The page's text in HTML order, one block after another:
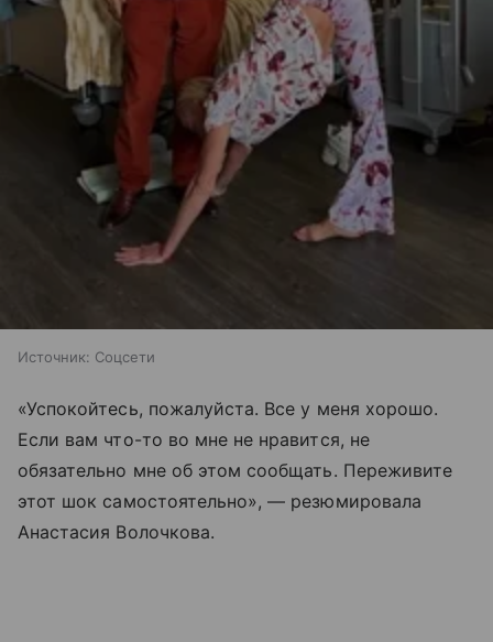
Источник: Соцсети
«Успокойтесь, пожалуйста. Все у меня хорошо.
Если вам что-то во мне не нравится, не
обязательно мне об этом сообщать. Переживите
этот шок самостоятельно», — резюмировала
Анастасия Волочкова.